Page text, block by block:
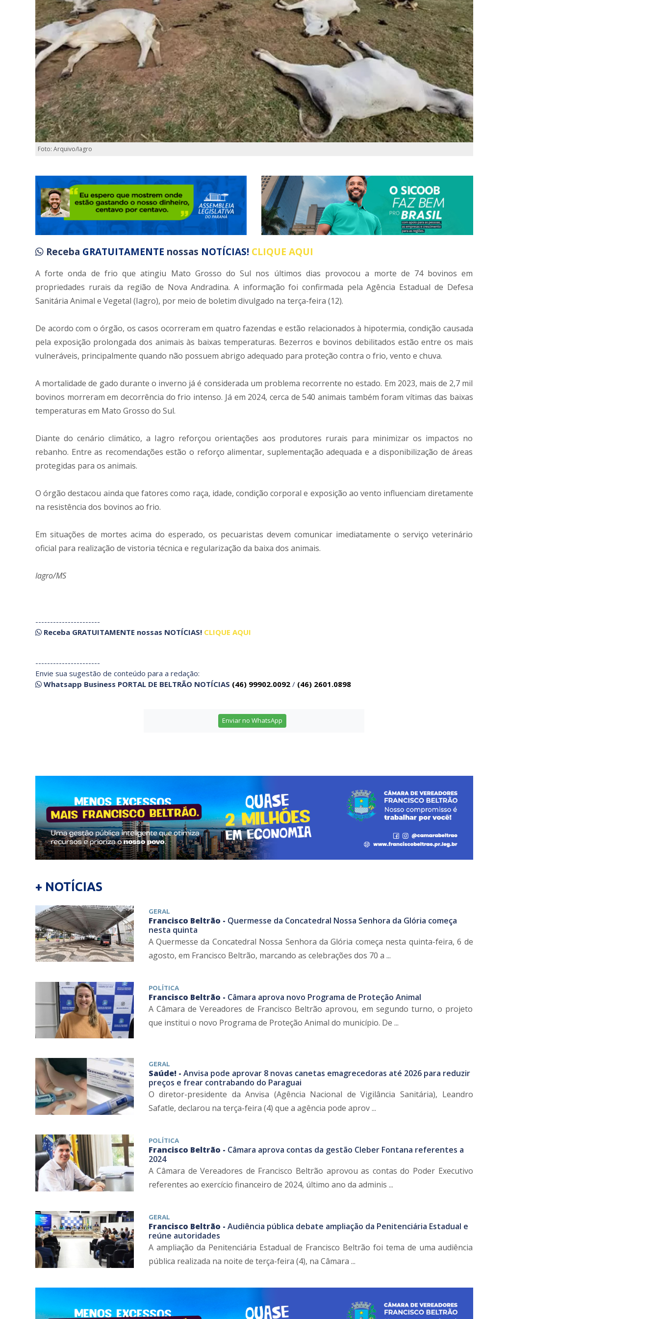
Foto: Arquivo/Iagro
Receba GRATUITAMENTE nossas NOTÍCIAS! CLIQUE AQUI
A forte onda de frio que atingiu Mato Grosso do Sul nos últimos dias provocou a morte de 74 bovinos em
propriedades rurais da região de Nova Andradina. A informação foi confirmada pela Agência Estadual de Defesa
Sanitária Animal e Vegetal (Iagro), por meio de boletim divulgado na terça-feira (12).
De acordo com o órgão, os casos ocorreram em quatro fazendas e estão relacionados à hipotermia, condição causada
pela exposição prolongada dos animais às baixas temperaturas. Bezerros e bovinos debilitados estão entre os mais
vulneráveis, principalmente quando não possuem abrigo adequado para proteção contra o frio, vento e chuva.
A mortalidade de gado durante o inverno já é considerada um problema recorrente no estado. Em 2023, mais de 2,7 mil
bovinos morreram em decorrência do frio intenso. Já em 2024, cerca de 540 animais também foram vítimas das baixas
temperaturas em Mato Grosso do Sul.
Diante do cenário climático, a Iagro reforçou orientações aos produtores rurais para minimizar os impactos no
rebanho. Entre as recomendações estão o reforço alimentar, suplementação adequada e a disponibilização de áreas
protegidas para os animais.
O órgão destacou ainda que fatores como raça, idade, condição corporal e exposição ao vento influenciam diretamente
na resistência dos bovinos ao frio.
Em situações de mortes acima do esperado, os pecuaristas devem comunicar imediatamente o serviço veterinário
oficial para realização de vistoria técnica e regularização da baixa dos animais.
Iagro/MS
----------------------
Receba GRATUITAMENTE nossas NOTÍCIAS! CLIQUE AQUI
----------------------
Envie sua sugestão de conteúdo para a redação:
Whatsapp Business PORTAL DE BELTRÃO NOTÍCIAS (46) 99902.0092 / (46) 2601.0898
Enviar no WhatsApp
+ NOTÍCIAS
GERAL
Francisco Beltrão - Quermesse da Concatedral Nossa Senhora da Glória começa
nesta quinta
A Quermesse da Concatedral Nossa Senhora da Glória começa nesta quinta-feira, 6 de
agosto, em Francisco Beltrão, marcando as celebrações dos 70 a ...
POLÍTICA
Francisco Beltrão - Câmara aprova novo Programa de Proteção Animal
A Câmara de Vereadores de Francisco Beltrão aprovou, em segundo turno, o projeto
que institui o novo Programa de Proteção Animal do município. De ...
GERAL
Saúde! - Anvisa pode aprovar 8 novas canetas emagrecedoras até 2026 para reduzir
preços e frear contrabando do Paraguai
O diretor-presidente da Anvisa (Agência Nacional de Vigilância Sanitária), Leandro
Safatle, declarou na terça-feira (4) que a agência pode aprov ...
POLÍTICA
Francisco Beltrão - Câmara aprova contas da gestão Cleber Fontana referentes a
2024
A Câmara de Vereadores de Francisco Beltrão aprovou as contas do Poder Executivo
referentes ao exercício financeiro de 2024, último ano da adminis ...
GERAL
Francisco Beltrão - Audiência pública debate ampliação da Penitenciária Estadual e
reúne autoridades
A ampliação da Penitenciária Estadual de Francisco Beltrão foi tema de uma audiência
pública realizada na noite de terça-feira (4), na Câmara ...